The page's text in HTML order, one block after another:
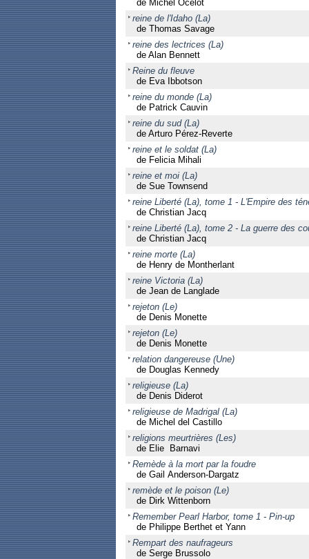
de Michel Ocelot
reine de l'Idaho (La)
de Thomas Savage
reine des lectrices (La)
de Alan Bennett
Reine du fleuve
de Eva Ibbotson
reine du monde (La)
de Patrick Cauvin
reine du sud (La)
de Arturo Pérez-Reverte
reine et le soldat (La)
de Felicia Mihali
reine et moi (La)
de Sue Townsend
reine Liberté (La), tome 1 - L'Empire des
de Christian Jacq
reine Liberté (La), tome 2 - La guerre des
de Christian Jacq
reine morte (La)
de Henry de Montherlant
reine Victoria (La)
de Jean de Langlade
rejeton (Le)
de Denis Monette
rejeton (Le)
de Denis Monette
relation dangereuse (Une)
de Douglas Kennedy
religieuse (La)
de Denis Diderot
religieuse de Madrigal (La)
de Michel del Castillo
religions meurtrières (Les)
de Elie Barnavi
Remède à la mort par la foudre
de Gail Anderson-Dargatz
remède et le poison (Le)
de Dirk Wittenborn
Remember Pearl Harbor, tome 1 - Pin-up
de Philippe Berthet et Yann
Rempart des naufrageurs
de Serge Brussolo